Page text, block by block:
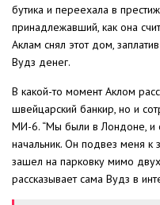
бутика и переехала в
принадлежавший, как она
Аклам снял этот дом,
Вудз денег.
В какой-то момент Аклом
швейцарский банкир, но и
МИ-6. “Мы были в Лондоне, и
начальник. Он подвез меня
зашел на парковку мимо
рассказывает сама Вудз в